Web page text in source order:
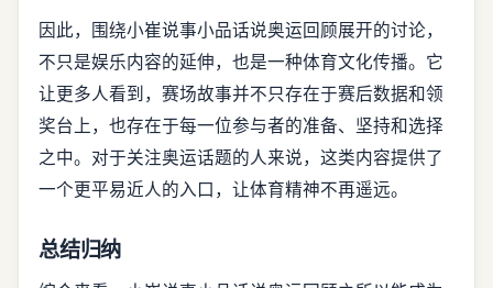
因此，围绕小崔说事小品话说奥运回顾展开的讨论，
不只是娱乐内容的延伸，也是一种体育文化传播。它
让更多人看到，赛场故事并不只存在于赛后数据和领
奖台上，也存在于每一位参与者的准备、坚持和选择
之中。对于关注奥运话题的人来说，这类内容提供了
一个更平易近人的入口，让体育精神不再遥远。
总结归纳